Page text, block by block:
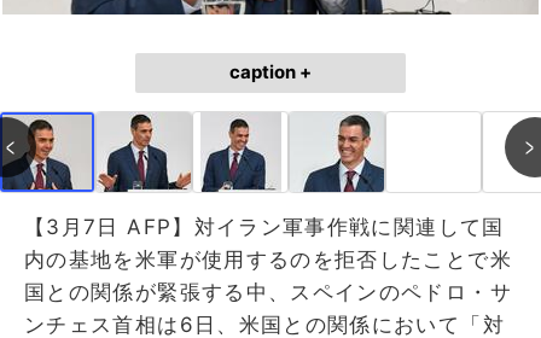
caption +
【3月7日 AFP】対イラン軍事作戦に関連して国
内の基地を米軍が使用するのを拒否したことで米
国との関係が緊張する中、スペインのペドロ・サ
ンチェス首相は6日、米国との関係において「対